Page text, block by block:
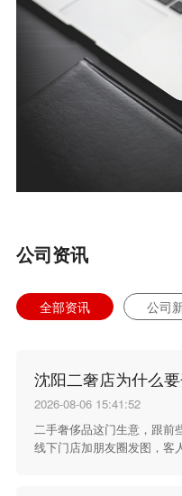
公司资讯
全部资讯 公司
2026-08-06 15:41:52
二手奢侈品这门生意，跟前
线下门店加朋友圈发图，客